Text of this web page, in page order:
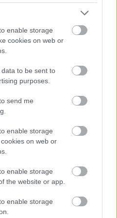
enable storage
cookies on web or
to be sent to
purposes.
send me
enable storage
on web or
enable storage
the website or app.
enable storage
igyekezett április
előfizetőit a Disney+: a
A Mandalóri 3. évada
mit nézni, hiszen a hónapot
foglalkozó széria
el szó nélkül az Így
és Cheryl Strayed bestseller
(Apró gyönyörű